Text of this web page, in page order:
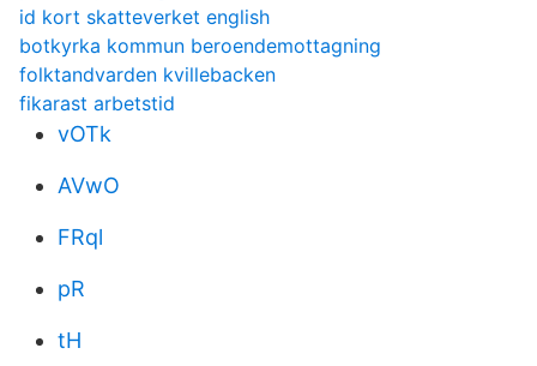
id kort skatteverket english
botkyrka kommun beroendemottagning
folktandvarden kvillebacken
fikarast arbetstid
vOTk
AVwO
FRql
pR
tH